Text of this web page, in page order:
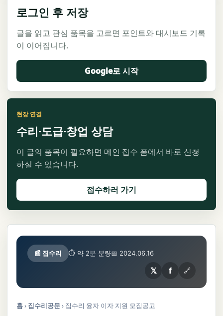
로그인 후 저장
글을 읽고 관심 품목을 고르면 포인트와 대시보드 기록
이 이어집니다.
Google로 시작
현장 연결
수리·도급·창업 상담
이 글의 품목이 필요하면 메인 접수 폼에서 바로 신청
하실 수 있습니다.
접수하러 가기
📰 집수리 ⏱ 약 2분 분량📅 2024.06.16
𝕏 f 🔗
홈› 집수리공문› 집수리 융자 이자 지원 모집공고